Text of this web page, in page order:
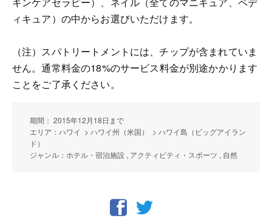
ィキュア）の中からお選びいただけます。
（注）スパトリートメントには、チップが含まれていま
せん。通常料金の18%のサービス料金が別途かかります
ことをご了承ください。
期間： 2015年12月18日まで
エリア：ハワイ > ハワイ州（米国） > ハワイ島（ビッグアイラン
ド）
ジャンル：ホテル・宿泊施設 , アクティビティ・スポーツ , 自然